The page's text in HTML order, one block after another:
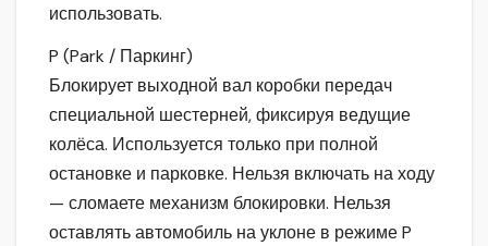
использовать.
P (Park / Паркинг)
Блокирует выходной вал коробки передач
специальной шестерней, фиксируя ведущие
колёса. Используется только при полной
остановке и парковке. Нельзя включать на ходу
— сломаете механизм блокировки. Нельзя
оставлять автомобиль на уклоне в режиме P